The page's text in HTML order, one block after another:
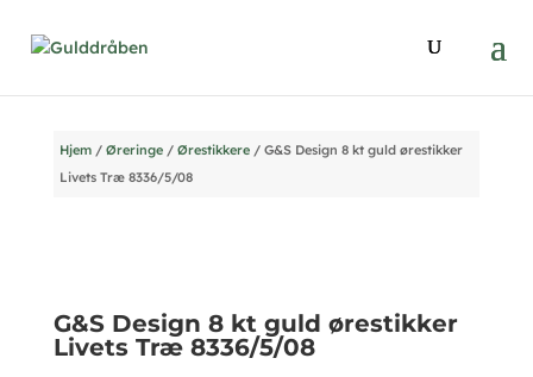
Hjem/ Øreringe/ Ørestikkere/ G&S Design 8 kt guld ørestikker
Livets Træ 8336/5/08
G&S Design 8 kt guld ørestikker
Livets Træ 8336/5/08